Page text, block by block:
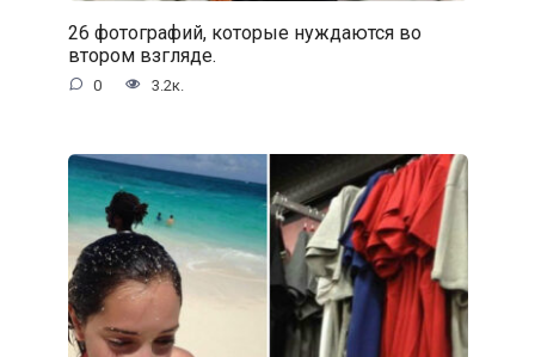
26 фотографий, которые нуждаются во
втором взгляде.
0 3.2к.